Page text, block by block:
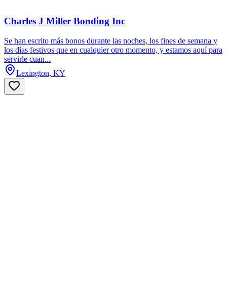
Charles J Miller Bonding Inc
Se han escrito más bonos durante las noches, los fines de semana y
los días festivos que en cualquier otro momento, y estamos aquí para
servirle cuan...
Lexington, KY